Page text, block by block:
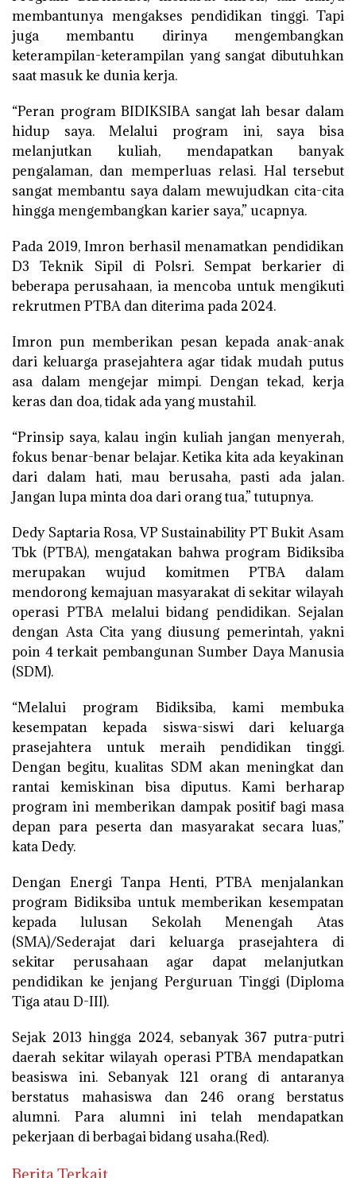
membantunya mengakses pendidikan tinggi. Tapi
juga membantu dirinya mengembangkan
keterampilan-keterampilan yang sangat dibutuhkan
saat masuk ke dunia kerja.
“Peran program BIDIKSIBA sangat lah besar dalam
hidup saya. Melalui program ini, saya bisa
melanjutkan kuliah, mendapatkan banyak
pengalaman, dan memperluas relasi. Hal tersebut
sangat membantu saya dalam mewujudkan cita-cita
hingga mengembangkan karier saya,” ucapnya.
Pada 2019, Imron berhasil menamatkan pendidikan
D3 Teknik Sipil di Polsri. Sempat berkarier di
beberapa perusahaan, ia mencoba untuk mengikuti
rekrutmen PTBA dan diterima pada 2024.
Imron pun memberikan pesan kepada anak-anak
dari keluarga prasejahtera agar tidak mudah putus
asa dalam mengejar mimpi. Dengan tekad, kerja
keras dan doa, tidak ada yang mustahil.
“Prinsip saya, kalau ingin kuliah jangan menyerah,
fokus benar-benar belajar. Ketika kita ada keyakinan
dari dalam hati, mau berusaha, pasti ada jalan.
Jangan lupa minta doa dari orang tua,” tutupnya.
Dedy Saptaria Rosa, VP Sustainability PT Bukit Asam
Tbk (PTBA), mengatakan bahwa program Bidiksiba
merupakan wujud komitmen PTBA dalam
mendorong kemajuan masyarakat di sekitar wilayah
operasi PTBA melalui bidang pendidikan. Sejalan
dengan Asta Cita yang diusung pemerintah, yakni
poin 4 terkait pembangunan Sumber Daya Manusia
(SDM).
“Melalui program Bidiksiba, kami membuka
kesempatan kepada siswa-siswi dari keluarga
prasejahtera untuk meraih pendidikan tinggi.
Dengan begitu, kualitas SDM akan meningkat dan
rantai kemiskinan bisa diputus. Kami berharap
program ini memberikan dampak positif bagi masa
depan para peserta dan masyarakat secara luas,”
kata Dedy.
Dengan Energi Tanpa Henti, PTBA menjalankan
program Bidiksiba untuk memberikan kesempatan
kepada lulusan Sekolah Menengah Atas
(SMA)/Sederajat dari keluarga prasejahtera di
sekitar perusahaan agar dapat melanjutkan
pendidikan ke jenjang Perguruan Tinggi (Diploma
Tiga atau D-III).
Sejak 2013 hingga 2024, sebanyak 367 putra-putri
daerah sekitar wilayah operasi PTBA mendapatkan
beasiswa ini. Sebanyak 121 orang di antaranya
berstatus mahasiswa dan 246 orang berstatus
alumni. Para alumni ini telah mendapatkan
pekerjaan di berbagai bidang usaha.(Red).
Berita Terkait